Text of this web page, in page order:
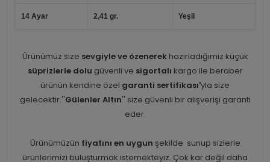
14 Ayar 2,41 gr. Yeşil
Ürünümüz size sevgiyle ve özenerekhazırladığımız küçük
süprizlerle dolu güvenli ve sigortalı kargo ile beraber
ürünün kendine özel garanti sertifikası'yla size
gelecektir.''Gülenler Altın'' size güvenli bir alışverişi garanti
eder.
Ürünümüzün fiyatını en uygun şekilde sunup sizlerle
ürünlerimizi buluşturmak istemekteyiz. Çok kar değil daha